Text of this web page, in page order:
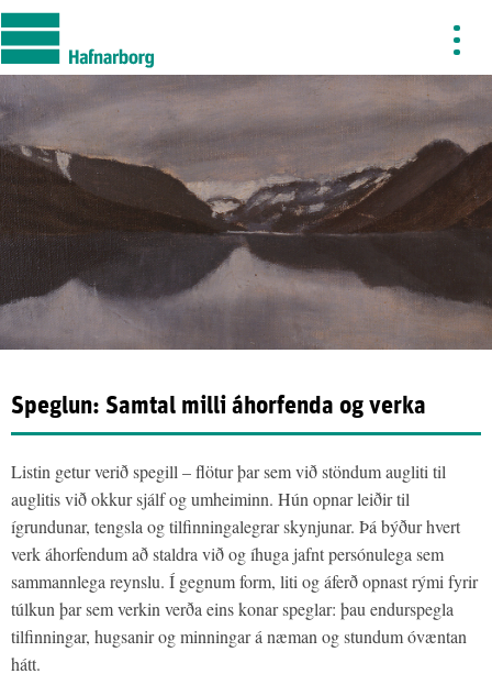
Speglun: Samtal milli áhorfenda og verka
Listin getur verið spegill – flötur þar sem við stöndum augliti til
auglitis við okkur sjálf og umheiminn. Hún opnar leiðir til
ígrundunar, tengsla og tilfinningalegrar skynjunar. Þá býður hvert
verk áhorfendum að staldra við og íhuga jafnt persónulega sem
sammannlega reynslu. Í gegnum form, liti og áferð opnast rými fyrir
túlkun þar sem verkin verða eins konar speglar: þau endurspegla
tilfinningar, hugsanir og minningar á næman og stundum óvæntan
hátt.